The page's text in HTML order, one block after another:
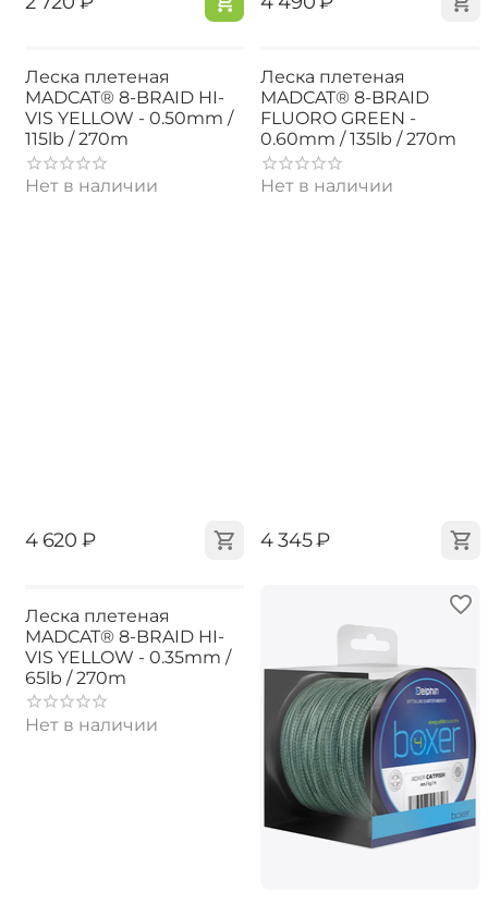
Леска плетеная
MADCAT® 8-BRAID HI-
VIS YELLOW - 0.50mm /
115lb / 270m
Нет в наличии
‍4 620‍ ₽
Леска плетеная
MADCAT® 8-BRAID
FLUORO GREEN -
0.60mm / 135lb / 270m
Нет в наличии
‍4 345‍₽
Леска плетеная
MADCAT® 8-BRAID HI-
VIS YELLOW - 0.35mm /
65lb / 270m
Нет в наличии